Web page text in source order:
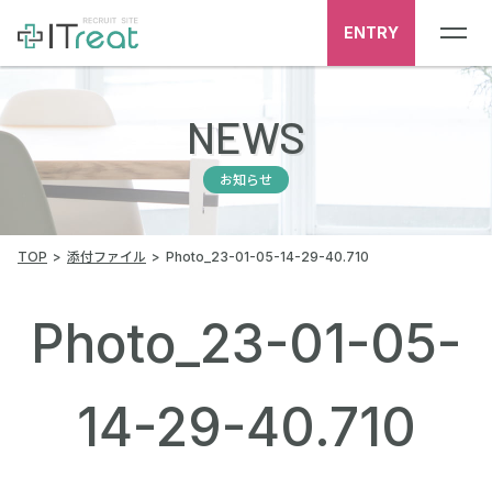
ENTRY
NEWS
お知らせ
TOP 添付ファイル Photo_23-01-05-14-29-40.710
Photo_23-01-05-
14-29-40.710